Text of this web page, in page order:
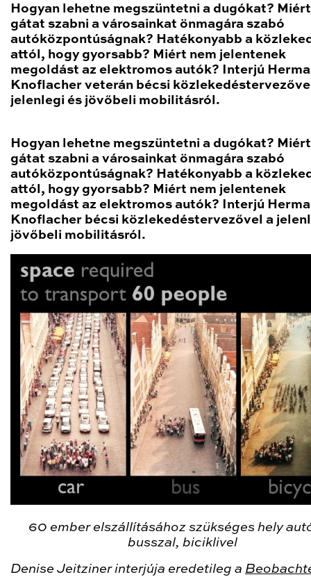
Hogyan lehetne megszüntetni a dugókat?
gátat szabni a városainkat önmagára szabó
autóközpontúságnak? Hatékonyabb a
attól, hogy gyorsabb? Miért nem jelentenek
megoldást az elektromos autók? Interjú
Knoflacher veterán bécsi
jelenlegi és jövőbeli mobilitásról.
Hogyan lehetne megszüntetni a dugókat?
gátat szabni a városainkat önmagára szabó
autóközpontúságnak? Hatékonyabb a
attól, hogy gyorsabb? Miért nem jelentenek
megoldást az elektromos autók? Interjú
Knoflacher bécsi közlekedéstervezővel a
jövőbeli mobilitásról.
60 ember elszállításához szükséges hely
busszal, biciklivel
Denise Jeitziner interjúja eredetileg a